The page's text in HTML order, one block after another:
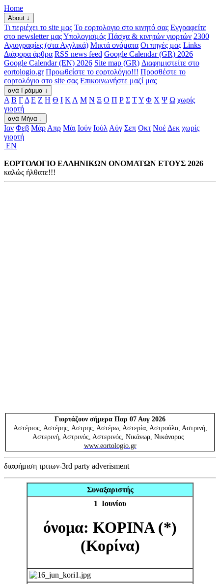
Home
About ↓
Τι περιέχει το site μας Το εορτολογιο στο κινητό σας Εγγραφείτε
στο newsletter μαςΥπολογισμός Πάσχα & κινητών γιορτών 2300
Αγιογραφίες (στα Αγγλικά) Μικτά ονόματα Οι πηγές μας Links
Διάφορα άρθρα RSS news feed Google Calendar (GR) 2026
Google Calendar (EN) 2026 Site map (GR) Διαφημιστείτε στο
eortologio.gr Προωθείστε το εορτολόγιο!!! Προσθέστε το
εορτολόγιο στο site σας Επικοινωνήστε μαζί μας
ανά Γράμμα ↓
Α Β Γ Δ Ε Ζ Η Θ Ι Κ Λ Μ Ν Ξ Ο Π Ρ Σ ΤΥ Φ Χ Ψ Ω χωρίς
γιορτή
ανά Μήνα ↓
Ιαν Φεβ Μάρ Απρ Μάι Ιούν Ιούλ Αύγ Σεπ Οκτ Νοέ Δεκ χωρίς
γιορτή
EN
ΕΟΡΤΟΛΟΓΙΟ ΕΛΛΗΝΙΚΩΝ ΟΝΟΜΑΤΩΝ ΕΤΟΥΣ 2026
καλώς ήλθατε!!!
Γιορτάζουν σήμερα Παρ 07 Αυγ 2026
Αστέριος, Αστέρης, Αστρης, Αστέρω, Αστερία, Αστρούλα, Αστρινή,
Αστερινή, Αστρινός, Αστερινός, Νικάνωρ, Νικάνορας
www.eortologio.gr
διαφήμιση τριτων-3rd party adverisment
Συναξαριστής
1 Ιουνίου
όνομα: ΚΟΡΙΝΑ (*)
(Κορίνα)